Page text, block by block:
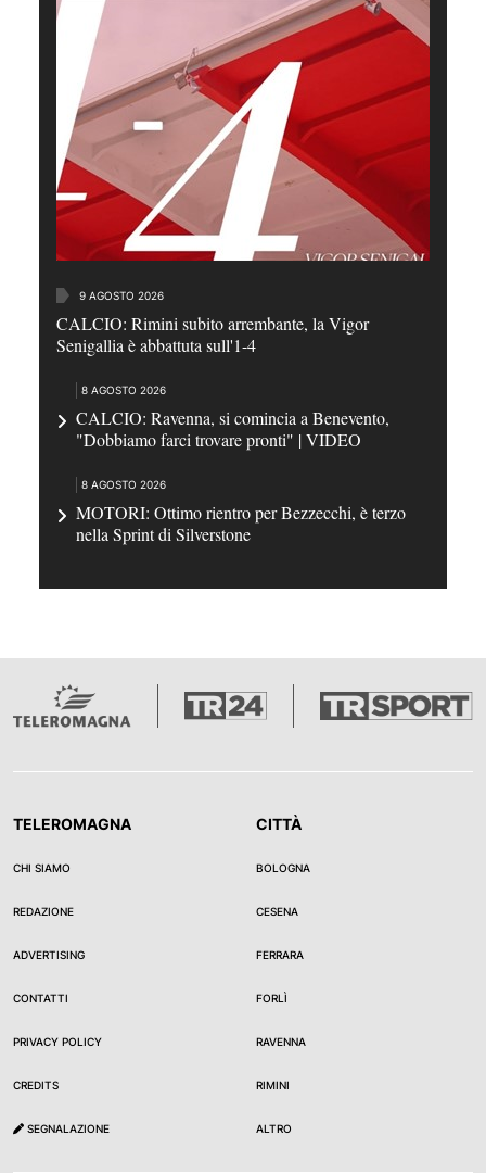
9 AGOSTO 2026
CALCIO: Rimini subito arrembante, la Vigor
Senigallia è abbattuta sull'1-4
8 AGOSTO 2026
CALCIO: Ravenna, si comincia a Benevento,
"Dobbiamo farci trovare pronti" | VIDEO
8 AGOSTO 2026
MOTORI: Ottimo rientro per Bezzecchi, è terzo
nella Sprint di Silverstone
TELEROMAGNA
CHI SIAMO
REDAZIONE
ADVERTISING
CONTATTI
PRIVACY POLICY
CREDITS
SEGNALAZIONE
CITTÀ
BOLOGNA
CESENA
FERRARA
FORLÌ
RAVENNA
RIMINI
ALTRO